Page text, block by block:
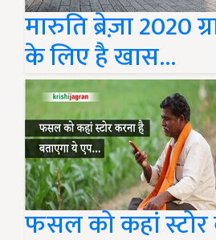
मारुति ब्रेज़ा 2020
के लिए है खास...
फसल को कहां स्टोर